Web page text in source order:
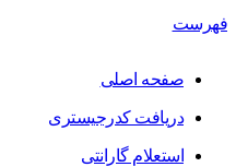
فهرست
صفحه اصلی
دریافت کدرجیستری
استعلام گارانتی